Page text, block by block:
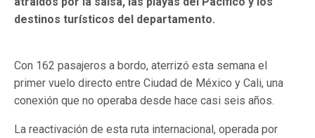
destinos turísticos del departamento.
Con 162 pasajeros a bordo, aterrizó esta semana el
primer vuelo directo entre Ciudad de México y Cali, una
conexión que no operaba desde hace casi seis años.
La reactivación de esta ruta internacional, operada por